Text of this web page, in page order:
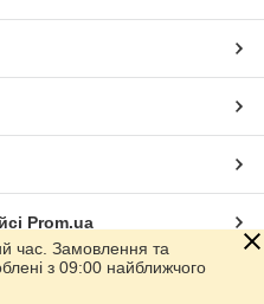
Prom.ua
час. Замовлення та
з 09:00 найближчого